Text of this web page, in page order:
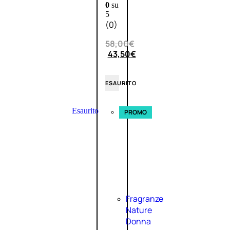
0su
5
(0)
58,00€
43,50€
ESAURITO
Esaurito PROMO
Fragranze
Nature
Donna